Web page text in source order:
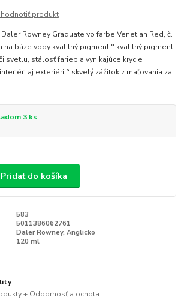
produkt
Rowney Graduate vo farbe Venetian Red, č.
na báze vody kvalitný pigment ° kvalitný pigment
svetlu, stálosť farieb a vynikajúce krycie
aj exteriéri ° skvelý zážitok z maľovania za
3 ks
Pridať do košíka
583
5011386062761
Daler Rowney, Anglicko
120 ml
+ Odbornosť a ochota